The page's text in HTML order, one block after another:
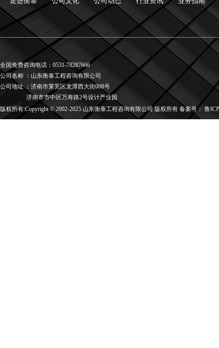
全国免费咨询电话：0531-78287666
公司名称 ： 山东衡泰工程咨询有限公司
公司地址： 济南市莱芜区龙潭西大街008号
济南市市中区万寿路2号设计产业园
版权所有:Copyright © 2002-2025 山东衡泰工程咨询有限公司 版权所有 备案号： 鲁